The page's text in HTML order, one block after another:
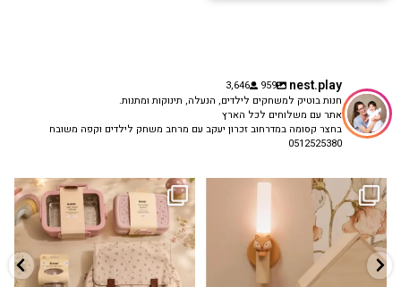
nest.play
959
3,646
חנות בוטיק למשחקים לילדים, הנעלה, תינוקות ומתנות.
אתר עם משלוחים לכל הארץ
בחצר קסומה במדרחוב זכרון יעקב עם מרחב משחק לילדים וקפה משובח
0512525380
✨ חוזרים למסגרת בסטייל! ✨
הקולקציה החדשה...
9 4
גם פריט עיצובי לחדר, גם מנורת לילה
...
3 0